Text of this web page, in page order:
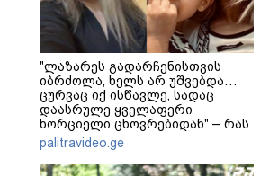
"ლაზარეს გადარჩენისთვის
იბრძოლა, ხელს არ უშვებდა…
ცურვაც იქ ისწავლე, სადაც
დაასრულე ყველაფერი
ხორციელი ცხოვრებიდან" – რას
წერს ხობში დაღუპული დედა-
შვილის ახლობელი?
palitravideo.ge